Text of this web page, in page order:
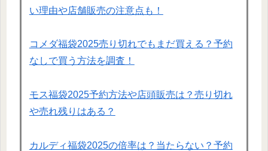
い理由や店舗販売の注意点も！
コメダ福袋2025売り切れでもまだ買える？予約
なしで買う方法を調査！
モス福袋2025予約方法や店頭販売は？売り切れ
や売れ残りはある？
カルディ福袋2025の倍率は？当たらない？予約